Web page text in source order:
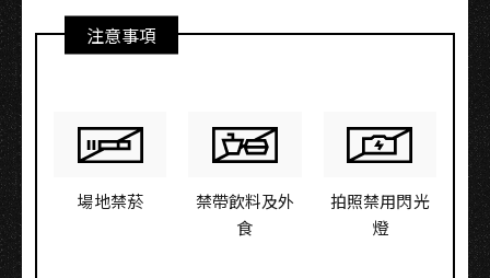
注意事項
場地禁菸
禁帶飲料及外
食
拍照禁用閃光
燈